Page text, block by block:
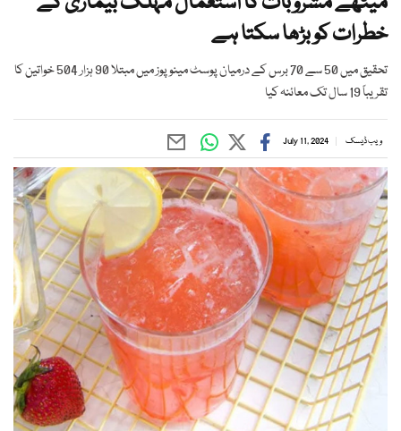
خطرات کو بڑھا سکتا ہے
تحقیق میں 50 سے 70 برس کے درمیان پوسٹ مینو پوز میں مبتلا 90 ہزار 504 خواتین کا
تقریباً 19 سال تک معائنہ کیا
ویب ڈیسک July 11, 2024